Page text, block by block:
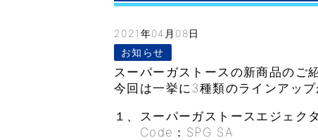
2021年04月08日
お知らせ
スーパーガストースの新商品のご
今回は一挙に3種類のラインアップ
１、スーパーガストースエジェク
Code：SPG SA